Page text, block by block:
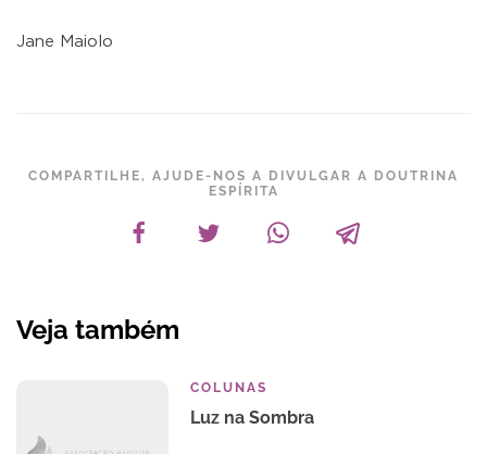
Jane Maiolo
COMPARTILHE, AJUDE-NOS A DIVULGAR A DOUTRINA
ESPÍRITA
Veja também
COLUNAS
Luz na Sombra